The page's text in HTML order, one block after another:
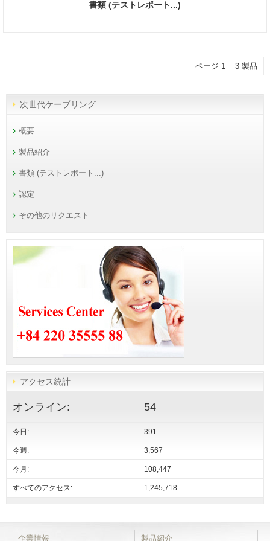
書類 (テストレポート...)
ページ 1 3 製品
次世代ケーブリング
概要
製品紹介
書類 (テストレポート...)
認定
その他のリクエスト
アクセス統計
オンライン: 54
今日: 391
今週: 3,567
今月: 108,447
すべてのアクセス: 1,245,718
企業情報 製品紹介